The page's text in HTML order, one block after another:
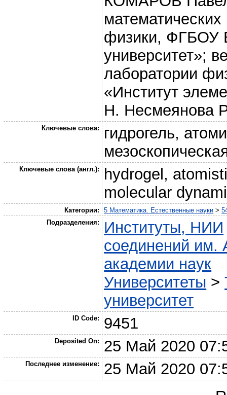
физики, ФГБОУ
университет»;
лаборатории
«Институт
Н. Несмеянова
Ключевые слова:
гидрогель,
Ключевые слова (англ.):
hydrogel,
molecular
Категории: 5 Математика. Естественные науки >
Подразделения:
Институты, НИИ
соединений им.
академии наук
Университеты >
университет
ID Code: 9451
Deposited On: 25 Май 2020
Последнее изменение:
25 Май 2020